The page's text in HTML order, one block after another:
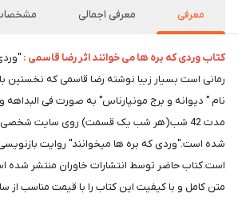
معرفی معرفی اجمالی
کتاب وردی که بره ها می خوانند اثر رضا قاسمی :
نام " دیوانه و برج مونپارناس" به صورت فی البداهه
مدت 42 شب(هر شب یک قسمت) روی سایت
شده است."وردی که بره ها میخوانند" روایت
است.کتاب حاضر توسط انتشارات خاوران منتشر شده
متن کامل و با کیفیت این کتاب را با قیمت مناسب